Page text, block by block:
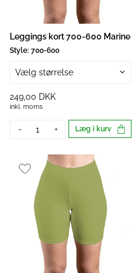
Leggings kort 700-600 Marine
Style: 700-600
Vælg størrelse
249,00 DKK
inkl. moms
- + Læg i kurv